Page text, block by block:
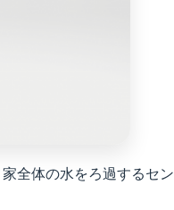
全体の水をろ過するセン